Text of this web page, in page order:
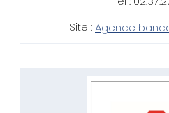
Site :Agence